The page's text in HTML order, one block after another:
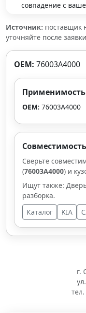
совпадение с
Источник: поставщик
уточняйте после заявки
OEM: 76003A4000
Применимость
OEM: 76003A4000
Совместимость
Сверьте
(76003A4000) и
Ищут также:
разборка.
Каталог
KIA
г.
тел.